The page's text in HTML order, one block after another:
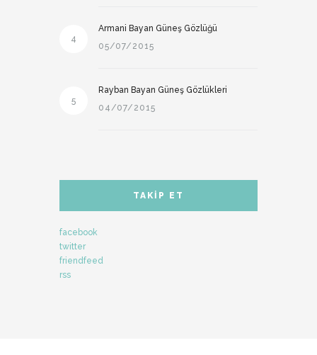
4
Armani Bayan Güneş Gözlüğü
05/07/2015
5
Rayban Bayan Güneş Gözlükleri
04/07/2015
TAKIP ET
facebook
twitter
friendfeed
rss